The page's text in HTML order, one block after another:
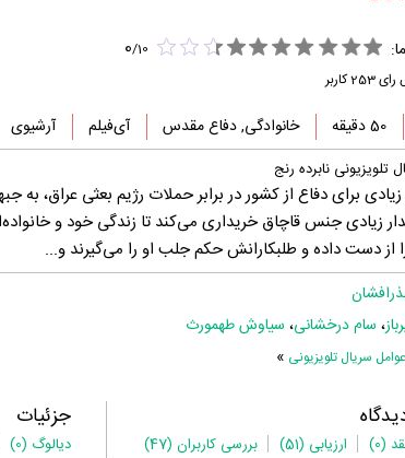
0/10
رای253کاربر
50 دقیقه خانوادگی, دفاع مقدس آی‌فیلم آرشیوی
نابرده رنج
زیادی برای دفاع از کشور در برابر حملات رژیم بعثی عراق،
زیادی جنس قاچاق خریداری می‌کند تا زندگی خود و
از دست داده و طلبکارانش حکم جلب او را می‌گیرند و...
، سام درخشانی، سیاوش طهمورث
سریال تلویزیونی »
(0) ارزیابی (51) بررسی کاربران (47)
جزئیات
دیالوگ (0)